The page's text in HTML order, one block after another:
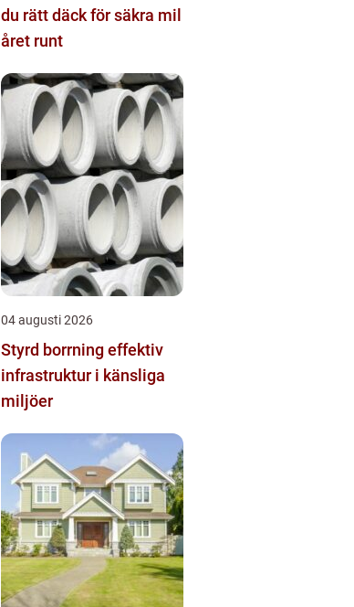
du rätt däck för säkra mil
året runt
04 augusti 2026
Styrd borrning effektiv
infrastruktur i känsliga
miljöer